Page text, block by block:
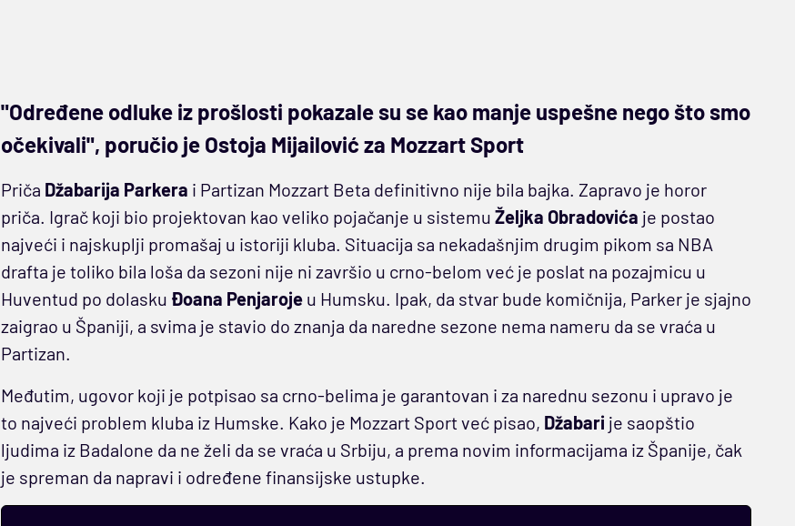
"Određene odluke iz prošlosti pokazale su se kao manje uspešne nego što smo
očekivali", poručio je Ostoja Mijailović za Mozzart Sport
Priča Džabarija Parkera i Partizan Mozzart Beta definitivno nije bila bajka. Zapravo je horor
priča. Igrač koji bio projektovan kao veliko pojačanje u sistemu Željka Obradovića je postao
najveći i najskuplji promašaj u istoriji kluba. Situacija sa nekadašnjim drugim pikom sa NBA
drafta je toliko bila loša da sezoni nije ni završio u crno-belom već je poslat na pozajmicu u
Huventud po dolasku Đoana Penjaroje u Humsku. Ipak, da stvar bude komičnija, Parker je sjajno
zaigrao u Španiji, a svima je stavio do znanja da naredne sezone nema nameru da se vraća u
Partizan.
Međutim, ugovor koji je potpisao sa crno-belima je garantovan i za narednu sezonu i upravo je
to najveći problem kluba iz Humske. Kako je Mozzart Sport već pisao, Džabari je saopštio
ljudima iz Badalone da ne želi da se vraća u Srbiju, a prema novim informacijama iz Španije, čak
je spreman da napravi i određene finansijske ustupke.